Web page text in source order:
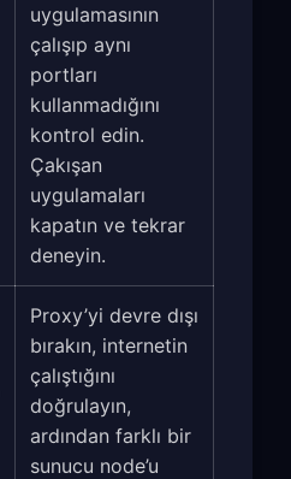
uygulamasının
çalışıp aynı
portları
kullanmadığını
kontrol edin.
Çakışan
uygulamaları
kapatın ve tekrar
deneyin.
Proxy’yi devre dışı
bırakın, internetin
çalıştığını
doğrulayın,
ardından farklı bir
sunucu node’u